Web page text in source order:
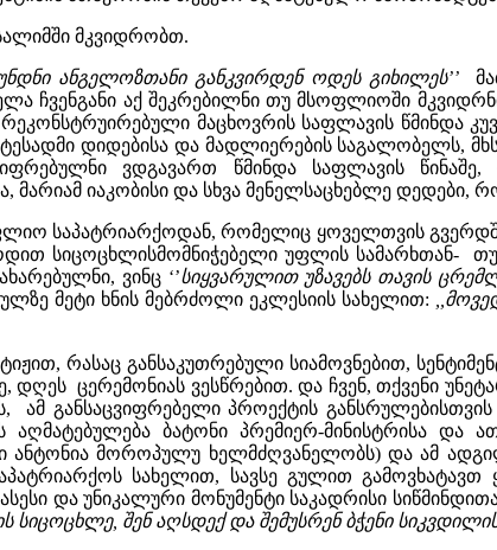
მკვიდრობთ.
ანგელოზთანი განკვირდენ ოდეს გიხილეს’’
ჩვენგანი აქ შეკრებილნი თუ მსოფლიოში
მაცხოვრის საფლავის წმინდა
დიდებისა და მადლიერების საგალობელს,
ვდგავართ წმინდა საფლავის წინაშე,
იაკობისი და სხვა მენელსაცხებლე
საპატრიარქოდან, რომელიც ყოველთვის გვერდში
სიცოცხლისმომნიჭებელი უფლის სამარხთან-
ვინც ‘’სიყვარულით უზავებს თავის
მეტი ხნის მებრძოლი ეკლესიის სახელით:
რასაც განსაკუთრებული სიამოვნებით,
ცერემონიას ვესწრებით. და ჩვენ, თქვენი
განსაცვიფრებელი პროექტის
ბატონი პრემიერ-მინისტრისა და
მოროპულუ ხელმძღვანელობს) და ამ
სახელით, სავსე გულით გამოვხატავთ
და უნიკალური მონუმენტი საკადრისი
სიცოცხლე, შენ აღსდექ და შემუსრენ ბჭენი